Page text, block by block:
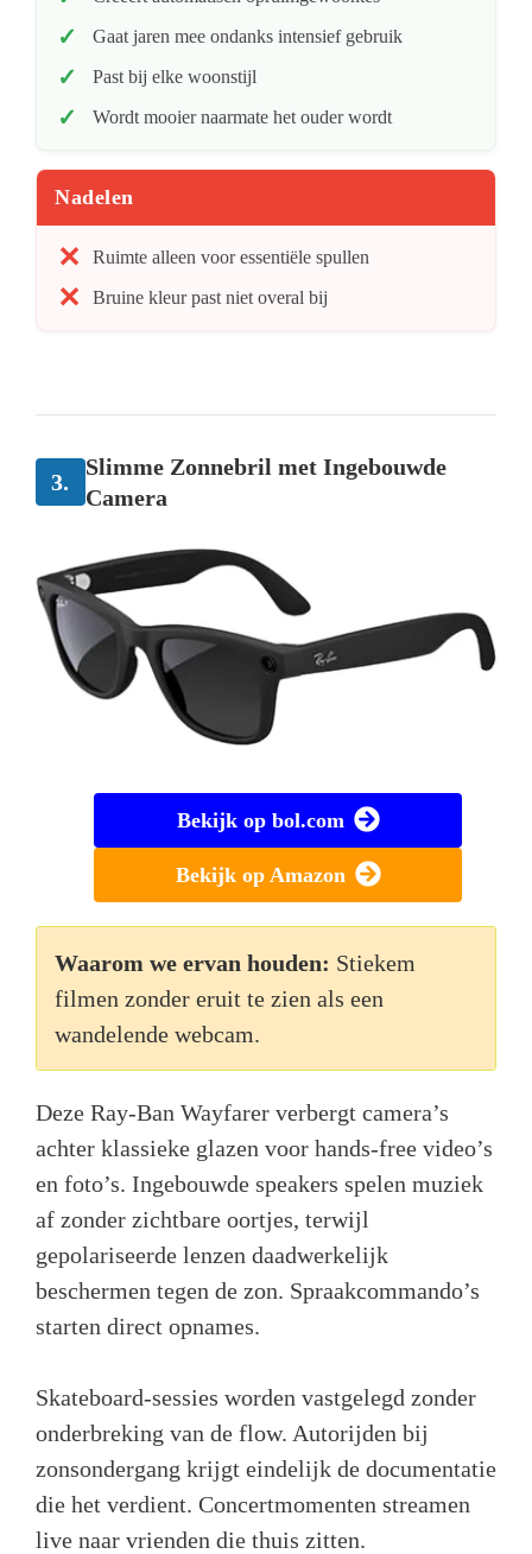
Gaat jaren mee ondanks intensief gebruik
Past bij elke woonstijl
Wordt mooier naarmate het ouder wordt
Nadelen
Ruimte alleen voor essentiële spullen
Bruine kleur past niet overal bij
3.
Slimme Zonnebril met Ingebouwde
Camera
Bekijk op bol.com
Bekijk op Amazon
Waarom we ervan houden: Stiekem
filmen zonder eruit te zien als een
wandelende webcam.
Deze Ray-Ban Wayfarer verbergt camera’s
achter klassieke glazen voor hands-free video’s
en foto’s. Ingebouwde speakers spelen muziek
af zonder zichtbare oortjes, terwijl
gepolariseerde lenzen daadwerkelijk
beschermen tegen de zon. Spraakcommando’s
starten direct opnames.
Skateboard-sessies worden vastgelegd zonder
onderbreking van de flow. Autorijden bij
zonsondergang krijgt eindelijk de documentatie
die het verdient. Concertmomenten streamen
live naar vrienden die thuis zitten.